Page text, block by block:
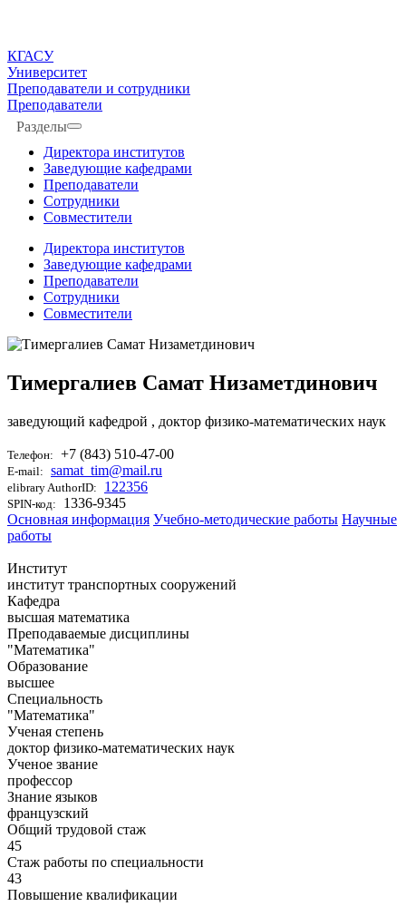
КГАСУ
Университет
Преподаватели и сотрудники
Преподаватели
Разделы
Директора институтов
Заведующие кафедрами
Преподаватели
Сотрудники
Совместители
Директора институтов
Заведующие кафедрами
Преподаватели
Сотрудники
Совместители
Тимергалиев Самат Низаметдинович
заведующий кафедрой , доктор физико-математических наук
Телефон: +7 (843) 510-47-00
E-mail: samat_tim@mail.ru
elibrary AuthorID: 122356
SPIN-код:
1336-9345
Основная информация Учебно-методические работы Научные
работы
Институт
институт транспортных сооружений
Кафедра
высшая математика
Преподаваемые дисциплины
"Математика"
Образование
высшее
Специальность
"Математика"
Ученая степень
доктор физико-математических наук
Ученое звание
профессор
Знание языков
французский
Общий трудовой стаж
45
Стаж работы по специальности
43
Повышение квалификации